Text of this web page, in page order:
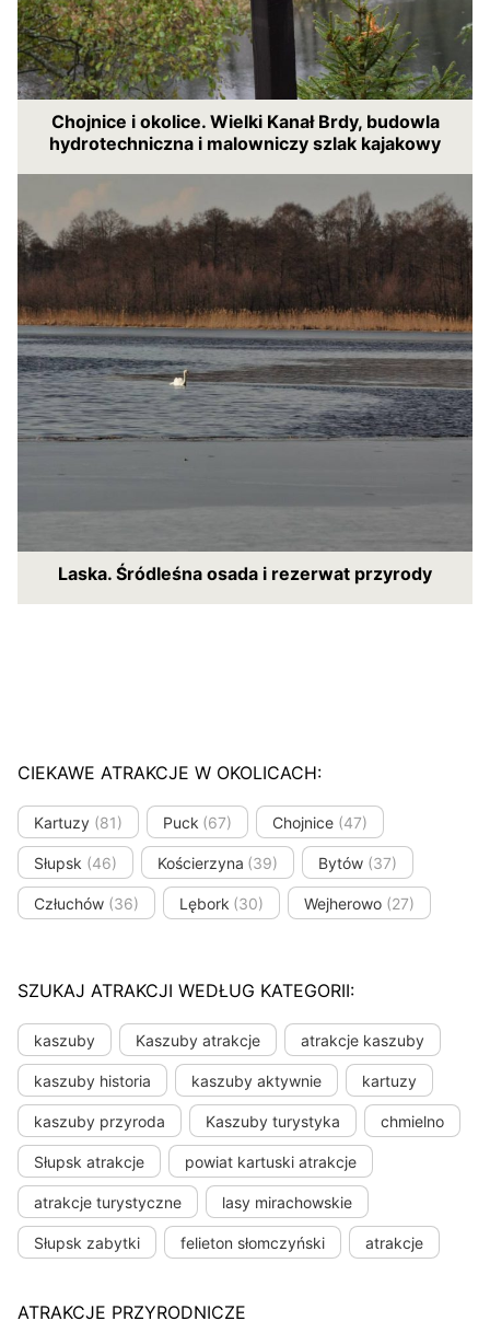
Chojnice i okolice. Wielki Kanał Brdy, budowla
hydrotechniczna i malowniczy szlak kajakowy
Laska. Śródleśna osada i rezerwat przyrody
CIEKAWE ATRAKCJE W OKOLICACH:
Kartuzy (81) Puck (67) Chojnice (47)
Słupsk (46) Kościerzyna (39) Bytów (37)
Człuchów (36) Lębork (30) Wejherowo (27)
SZUKAJ ATRAKCJI WEDŁUG KATEGORII:
kaszuby Kaszuby atrakcje atrakcje kaszuby
kaszuby historia kaszuby aktywnie kartuzy
kaszuby przyroda Kaszuby turystyka chmielno
Słupsk atrakcje powiat kartuski atrakcje
atrakcje turystyczne lasy mirachowskie
Słupsk zabytki felieton słomczyński atrakcje
ATRAKCJE PRZYRODNICZE